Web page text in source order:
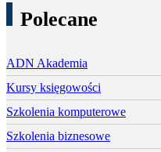
Polecane
ADN Akademia
Kursy księgowości
Szkolenia komputerowe
Szkolenia biznesowe